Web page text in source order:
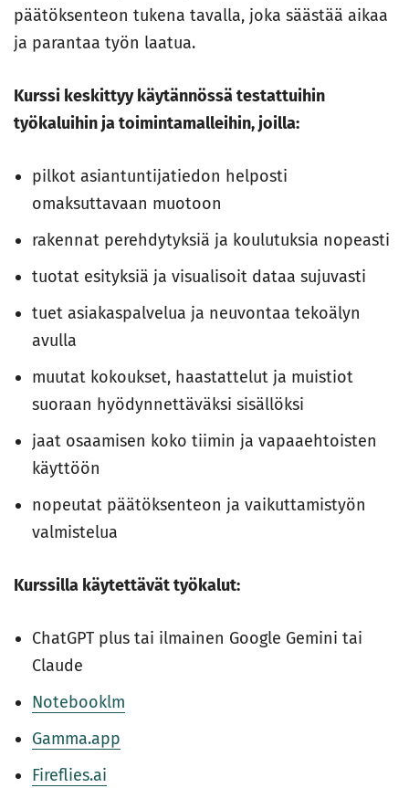
päätöksenteon tukena tavalla, joka säästää aikaa
ja parantaa työn laatua.
Kurssi keskittyy käytännössä testattuihin
työkaluihin ja toimintamalleihin, joilla:
pilkot asiantuntijatiedon helposti
omaksuttavaan muotoon
rakennat perehdytyksiä ja koulutuksia nopeasti
tuotat esityksiä ja visualisoit dataa sujuvasti
tuet asiakaspalvelua ja neuvontaa tekoälyn
avulla
muutat kokoukset, haastattelut ja muistiot
suoraan hyödynnettäväksi sisällöksi
jaat osaamisen koko tiimin ja vapaaehtoisten
käyttöön
nopeutat päätöksenteon ja vaikuttamistyön
valmistelua
Kurssilla käytettävät työkalut:
ChatGPT plus tai ilmainen Google Gemini tai
Claude
Notebooklm
Gamma.app
Fireflies.ai